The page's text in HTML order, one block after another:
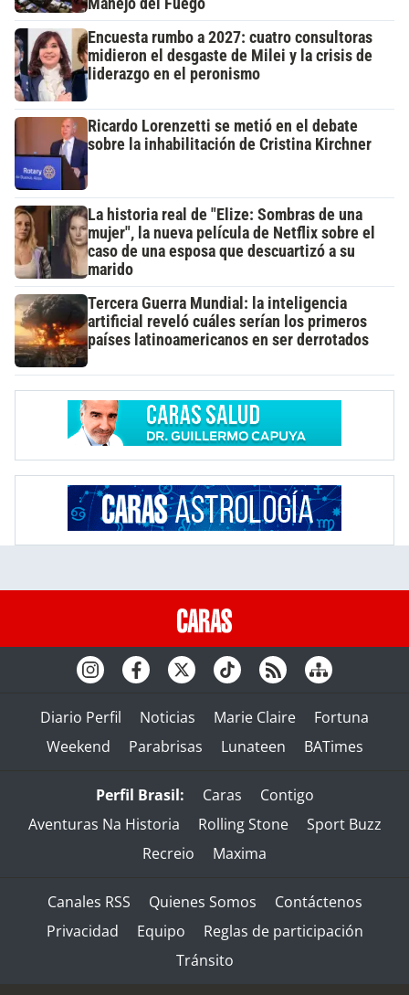
Manejo del Fuego
Encuesta rumbo a 2027: cuatro consultoras
midieron el desgaste de Milei y la crisis de
liderazgo en el peronismo
Ricardo Lorenzetti se metió en el debate
sobre la inhabilitación de Cristina Kirchner
La historia real de "Elize: Sombras de una
mujer", la nueva película de Netflix sobre el
caso de una esposa que descuartizó a su
marido
Tercera Guerra Mundial: la inteligencia
artificial reveló cuáles serían los primeros
países latinoamericanos en ser derrotados
Diario Perfil Noticias Marie Claire
Fortuna
Weekend
Parabrisas Lunateen BATimes
Perfil Brasil: Caras
Contigo
Aventuras Na Historia
Rolling Stone
Sport Buzz
Recreio
Maxima
Canales RSS Quienes Somos
Contáctenos
Privacidad
Equipo
Reglas de participación
Tránsito